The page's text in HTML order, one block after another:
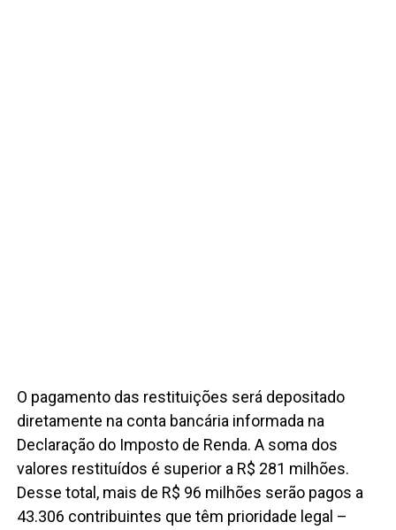
O pagamento das restituições será depositado
diretamente na conta bancária informada na
Declaração do Imposto de Renda. A soma dos
valores restituídos é superior a R$ 281 milhões.
Desse total, mais de R$ 96 milhões serão pagos a
43.306 contribuintes que têm prioridade legal –